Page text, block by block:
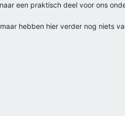
een praktisch deel voor ons
hebben hier verder nog niets